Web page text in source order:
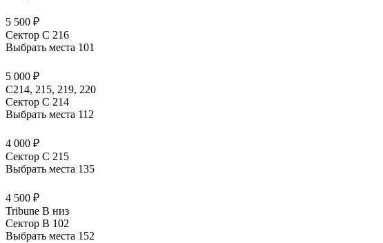
5 500 ₽
Сектор C 216
Выбрать места 101
5 000 ₽
С214, 215, 219, 220
Сектор C 214
Выбрать места 112
4 000 ₽
Сектор C 215
Выбрать места 135
4 500 ₽
Tribune B низ
Сектор B 102
Выбрать места 152